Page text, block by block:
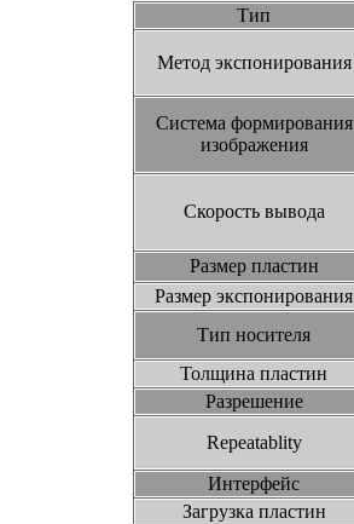
Тип
Метод экспонирования
Система формирования
изображения
Скорость вывода
Размер пластин
Размер экспонирования
Тип носителя
Толщина пластин
Разрешение
Repeatablity
Интерфейс
Загрузка пластин